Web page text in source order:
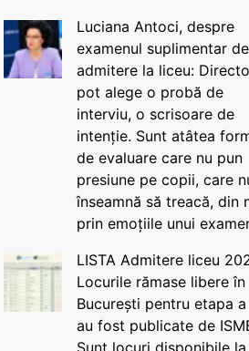
Luciana Antoci, despre
examenul suplimentar de
admitere la liceu:
pot alege o probă de
interviu, o scrisoare de
intenție. Sunt atâtea
de evaluare care nu pun
presiune pe copii, care
înseamnă să treacă, din
prin emoțiile unui
LISTA Admitere liceu
Locurile rămase libere în
București pentru etapa a
au fost publicate de
Sunt locuri disponibile la